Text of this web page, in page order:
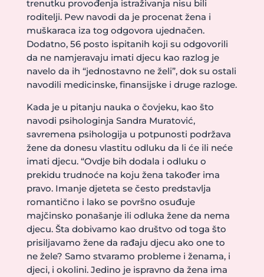
trenutku provođenja istraživanja nisu bili
roditelji. Pew navodi da je procenat žena i
muškaraca iza tog odgovora ujednačen.
Dodatno, 56 posto ispitanih koji su odgovorili
da ne namjeravaju imati djecu kao razlog je
navelo da ih “jednostavno ne želi”, dok su ostali
navodili medicinske, finansijske i druge razloge.
Kada je u pitanju nauka o čovjeku, kao što
navodi psihologinja Sandra Muratović,
savremena psihologija u potpunosti podržava
žene da donesu vlastitu odluku da li će ili neće
imati djecu. “Ovdje bih dodala i odluku o
prekidu trudnoće na koju žena također ima
pravo. Imanje djeteta se često predstavlja
romantično i lako se površno osuđuje
majčinsko ponašanje ili odluka žene da nema
djecu. Šta dobivamo kao društvo od toga što
prisiljavamo žene da rađaju djecu ako one to
ne žele? Samo stvaramo probleme i ženama, i
djeci, i okolini. Jedino je ispravno da žena ima